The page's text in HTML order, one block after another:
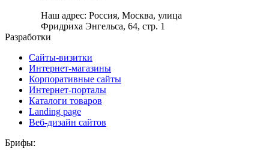
Наш адрес: Россия, Москва, улица
Фридриха Энгельса, 64, стр. 1
Разработки
Сайты-визитки
Интернет-магазины
Корпоративные сайты
Интернет-порталы
Каталоги товаров
Landing page
Веб-дизайн сайтов
Брифы: